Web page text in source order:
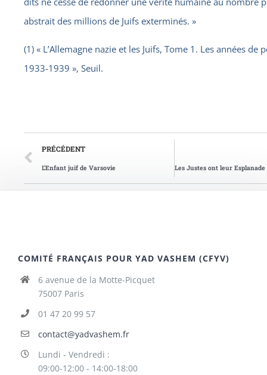
abstrait des millions de Juifs exterminés. »
(1) « L’Allemagne nazie et les Juifs, Tome 1. Les années de
1933-1939 », Seuil.
PRÉCÉDENT
L’Enfant juif de Varsovie
COMITÉ FRANÇAIS POUR YAD VASHEM (CFYV)
6 avenue de la Motte-Picquet
75007 Paris
01 47 20 99 57
contact@yadvashem.fr
Lundi - Vendredi :
09:00-12:00 - 14:00-18:00